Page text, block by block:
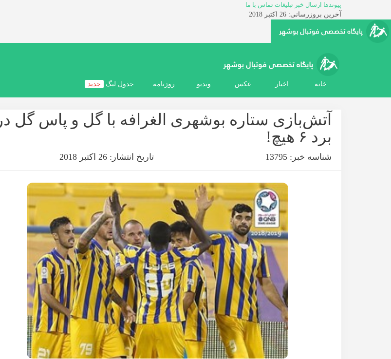
پیوندها ارسال خبر تبلیغات تماس با ما
آخرین بروزرسانی: 26 اکتبر 2018
خانه اخبار عکس ویدیو روزنامه جدول لیگ جدید
آتش‌بازی ستاره بوشهری الغرافه با گل و پاس گل در
برد ۶ هیچ!
شناسه خبر: 13795 تاریخ انتشار: 26 اکتبر 2018